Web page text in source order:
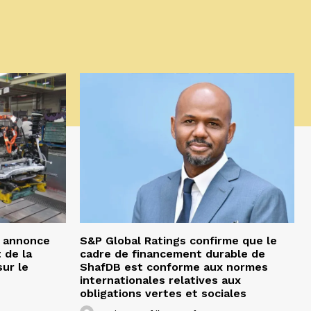
annonce
de la
le
S&P Global Ratings confirme que le
cadre de financement durable de
ShafDB est conforme aux normes
internationales relatives aux
obligations vertes et sociales